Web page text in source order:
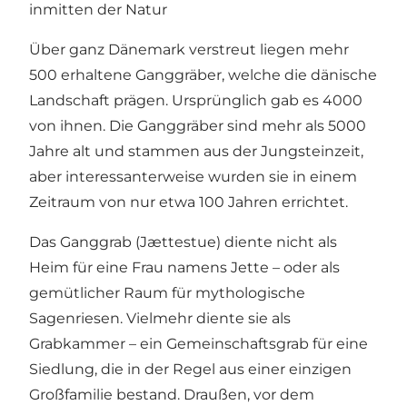
inmitten der Natur
Über ganz Dänemark verstreut liegen mehr
500 erhaltene Ganggräber, welche die dänische
Landschaft prägen. Ursprünglich gab es 4000
von ihnen. Die Ganggräber sind mehr als 5000
Jahre alt und stammen aus der Jungsteinzeit,
aber interessanterweise wurden sie in einem
Zeitraum von nur etwa 100 Jahren errichtet.
Das Ganggrab (Jættestue) diente nicht als
Heim für eine Frau namens Jette – oder als
gemütlicher Raum für mythologische
Sagenriesen. Vielmehr diente sie als
Grabkammer – ein Gemeinschaftsgrab für eine
Siedlung, die in der Regel aus einer einzigen
Großfamilie bestand. Draußen, vor dem